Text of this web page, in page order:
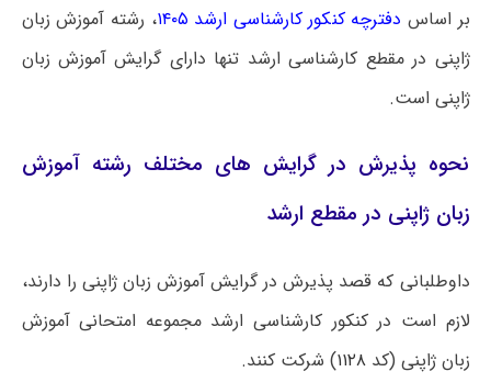
بر اساس دفترچه کنکور کارشناسی ارشد ۱۴۰۵
، رشته آموزش زبان
ژاپنی در مقطع کارشناسی ارشد تنها دارای گرایش آموزش زبان
ژاپنی است.
نحوه پذیرش در گرایش های مختلف رشته آموزش
زبان ژاپنی در مقطع ارشد
داوطلبانی که قصد پذیرش در گرایش آموزش زبان ژاپنی را دارند،
لازم است در کنکور کارشناسی ارشد مجموعه امتحانی آموزش
زبان ژاپنی (کد۱۱۲۸) شرکت کنند.